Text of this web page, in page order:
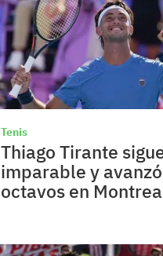
Tenis
Thiago Tirante
imparable y
octavos en